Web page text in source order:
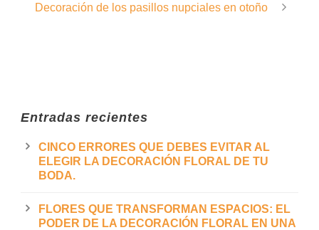
Decoración de los pasillos nupciales en otoño
Entradas recientes
CINCO ERRORES QUE DEBES EVITAR AL
ELEGIR LA DECORACIÓN FLORAL DE TU
BODA.
FLORES QUE TRANSFORMAN ESPACIOS: EL
PODER DE LA DECORACIÓN FLORAL EN UNA